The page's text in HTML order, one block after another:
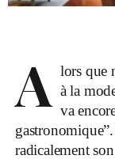
A lors que
à la
va
radicalement